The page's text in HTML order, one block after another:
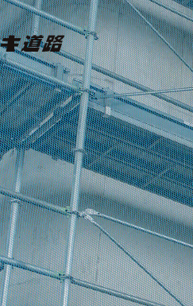
1日の品
100年を